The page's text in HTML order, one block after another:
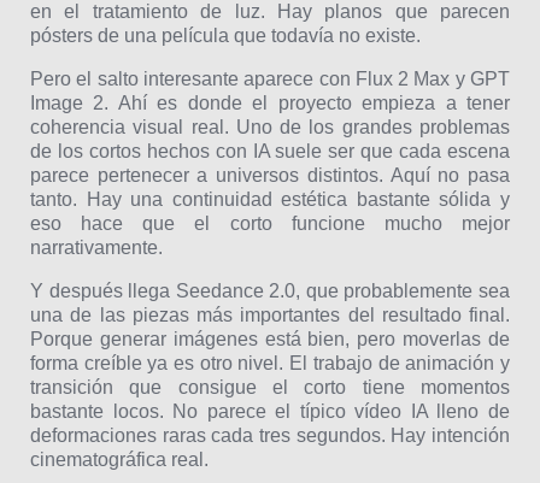
en el tratamiento de luz. Hay planos que parecen
pósters de una película que todavía no existe.
Pero el salto interesante aparece con Flux 2 Max y GPT
Image 2. Ahí es donde el proyecto empieza a tener
coherencia visual real. Uno de los grandes problemas
de los cortos hechos con IA suele ser que cada escena
parece pertenecer a universos distintos. Aquí no pasa
tanto. Hay una continuidad estética bastante sólida y
eso hace que el corto funcione mucho mejor
narrativamente.
Y después llega Seedance 2.0, que probablemente sea
una de las piezas más importantes del resultado final.
Porque generar imágenes está bien, pero moverlas de
forma creíble ya es otro nivel. El trabajo de animación y
transición que consigue el corto tiene momentos
bastante locos. No parece el típico vídeo IA lleno de
deformaciones raras cada tres segundos. Hay intención
cinematográfica real.